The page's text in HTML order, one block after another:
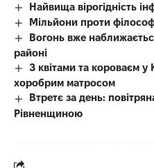
Найвища вірогідність
Мільйони проти
Вогонь вже
районі
З квітами та короваєм
хоробрим матросом
Втретє за день:
Рівненщиною